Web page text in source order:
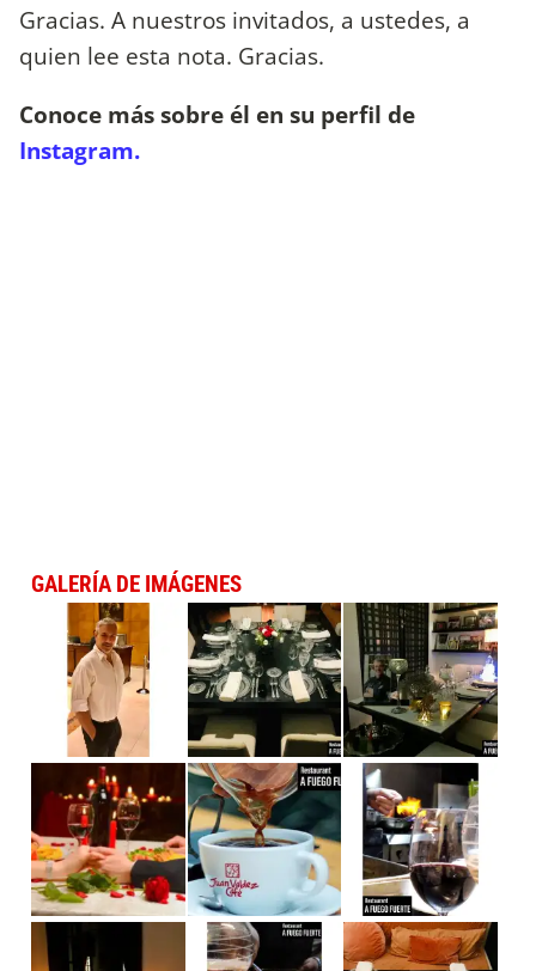
Gracias. A nuestros invitados, a ustedes, a
quien lee esta nota. Gracias.
Conoce más sobre él en su perfil de
Instagram.
GALERÍA DE IMÁGENES